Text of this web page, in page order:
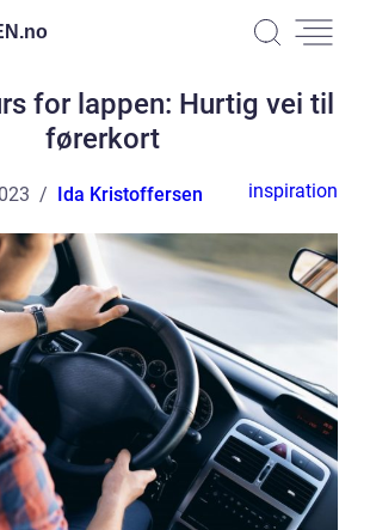
no
for lappen: Hurtig vei til
førerkort
Ida Kristoffersen inspiration